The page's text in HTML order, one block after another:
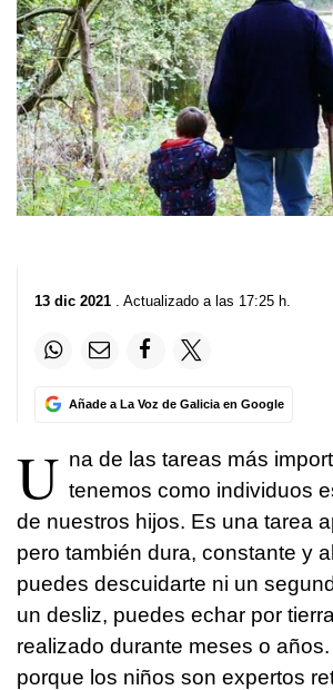
13 dic 2021 . Actualizado a las 17:25 h.
Añade a La Voz de Galicia en Google
U na de las tareas más
tenemos como individuos
de nuestros hijos. Es una tarea
pero también dura, constante y
puedes descuidarte ni un
un desliz, puedes echar por
realizado durante meses o
porque los niños son expertos